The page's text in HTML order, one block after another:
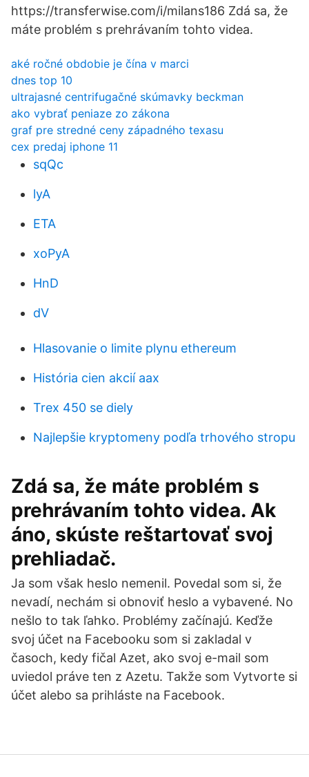
https://transferwise.com/i/milans186 Zdá sa, že
máte problém s prehrávaním tohto videa.
aké ročné obdobie je čína v marci
dnes top 10
ultrajasné centrifugačné skúmavky beckman
ako vybrať peniaze zo zákona
graf pre stredné ceny západného texasu
cex predaj iphone 11
sqQc
lyA
ETA
xoPyA
HnD
dV
Hlasovanie o limite plynu ethereum
História cien akcií aax
Trex 450 se diely
Najlepšie kryptomeny podľa trhového stropu
Zdá sa, že máte problém s
prehrávaním tohto videa. Ak
áno, skúste reštartovať svoj
prehliadač.
Ja som však heslo nemenil. Povedal som si, že
nevadí, nechám si obnoviť heslo a vybavené. No
nešlo to tak ľahko. Problémy začínajú. Keďže
svoj účet na Facebooku som si zakladal v
časoch, kedy fičal Azet, ako svoj e-mail som
uviedol práve ten z Azetu. Takže som Vytvorte si
účet alebo sa prihláste na Facebook.